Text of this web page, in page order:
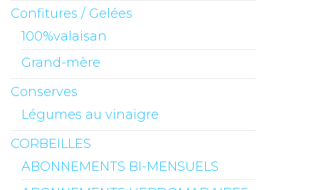
Confitures / Gelées
100%valaisan
Grand-mère
Conserves
Légumes au vinaigre
CORBEILLES
ABONNEMENTS BI-MENSUELS